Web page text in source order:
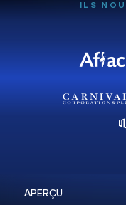
ILS